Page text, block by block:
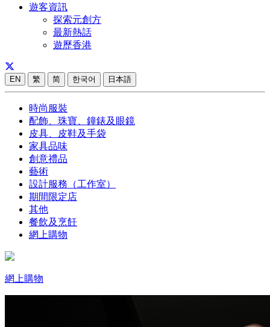
遊客資訊
探索元創方
最新熱話
遊歷香港
EN 繁 简 한국어 日本語
時尚服裝
配飾、珠寶、鐘錶及眼鏡
皮具、皮鞋及手袋
家具品味
創意禮品
藝術
設計服務（工作室）
期間限定店
其他
餐飲及烹飪
網上購物
網上購物